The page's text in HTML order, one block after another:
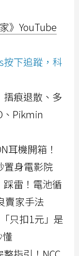
》YouTube
按下追蹤，科
摺痕退散、多
、Pikmin
耳機開箱！
置身電影院
雷！電池循
賣家手法
只扣1元」是